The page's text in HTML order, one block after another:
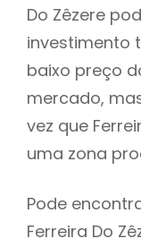
Do Zêzere
investimento
baixo preço
mercado,
vez que
uma zona
Pode
Ferreira Do